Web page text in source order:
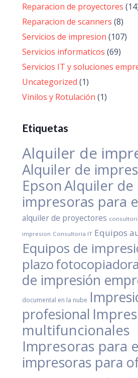
Reparacion de proyectores
Reparacion de scanners (8)
Servicios de impresion (107)
Servicios informaticos (69)
Servicios IT y soluciones
Uncategorized (1)
Vinilos y Rotulación (1)
Etiquetas
Alquiler de
Alquiler de
EpsonAlquiler de
impresoras para
alquiler de proyectores
impresion Consultoría IT Equipos
Equipos de
plazofotocopiadora
de impresión
documental en la nube
profesional
multifuncionales
Impresoras para
impresoras para